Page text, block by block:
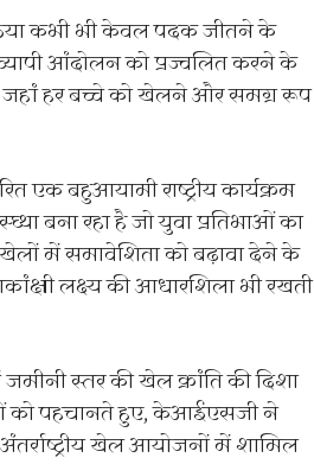
कभी भी केवल पदक जीतने के
आंदोलन को प्रज्वलित करने के
जहां हर बच्चे को खेलने और समग्र रूप
बहुआयामी राष्ट्रीय कार्यक्रम
बना रहा है जो युवा प्रतिभाओं का
खेलों में समावेशिता को बढ़ावा देने के
लक्ष्य की आधारशिला भी रखती
स्तर की खेल क्रांति की दिशा
को पहचानते हुए, केआईएसजी ने
खेल आयोजनों में शामिल